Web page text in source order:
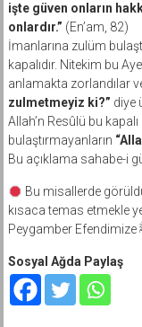
işte güven onların
onlardır.” (En’am, 82)
İmanlarına zulüm
kapalıdır. Nitekim bu
anlamakta zorlandılar
zulmetmeyiz ki?” diye
Allah’n Resûlü bu
bulaştırmayanların
Bu açıklama sahabe-i
Bu misallerde
kısaca temas etmekle
Sosyal Ağda Paylaş